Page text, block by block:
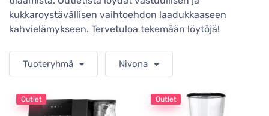
kukkaroystävällisen vaihtoehdon laadukkaaseen
kahvielämykseen. Tervetuloa tekemään löytöjä!
Tuoteryhmä Nivona
Outlet Outlet